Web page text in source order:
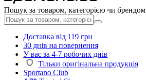
Пошук за товаром, категорією чи брендом
Доставка від 119 грн
30 днів на повернення
У вас за 4-7 робочих днів
Тільки оригінальна продукція
Sportano Club